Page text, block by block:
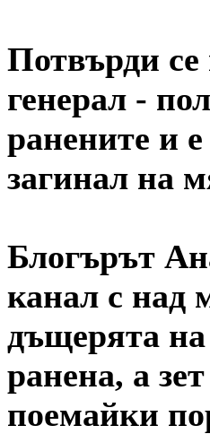
Потвърди
генерал -
ранените и
загинал на
Блогърът
канал с над
дъщерята
ранена, а
поемайки